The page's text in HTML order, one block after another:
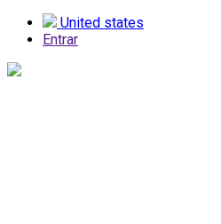
United states
Entrar